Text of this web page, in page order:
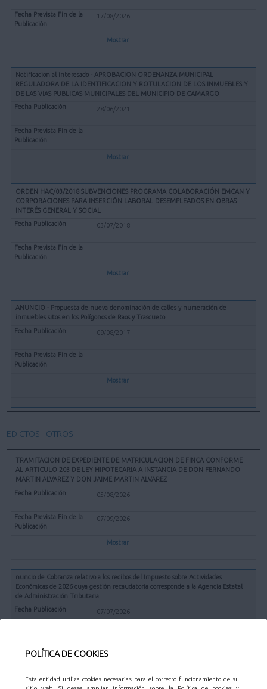
POLÍTICA DE COOKIES
Esta entidad utiliza cookies necesarias para el correcto funcionamiento de su
17/08/2026
Mostrar
Notificacion al interesado - APROBACION ORDENANZA MUNICIPAL
REGULADORA DE LA IDENTIFICACION Y ROTULACION DE LOS INMUEBLES Y
DE LAS VIAS PUBLICAS MUNICIPALES DEL MUNICIPIO DE CAMARGO
28/06/2021
Mostrar
ORDEN HAC/03/2018 SUBVENCIONES PROGRAMA COLABORACIÓN EMCAN Y
CORPORACIONES PARA INSERCIÓN LABORAL DESEMPLEADOS EN OBRAS
INTERÉS GENERAL Y SOCIAL
03/07/2018
Mostrar
ANUNCIO - Propuesta de nueva denominación de calles y numeración de
inmuebles sitos en los Polígonos de Raos y Trascueto.
09/08/2017
Mostrar
EDICTOS - OTROS
TRAMITACION DE EXPEDIENTE DE MATRICULACION DE FINCA CONFORME
AL ARTICULO 203 DE LEY HIPOTECARIA A INSTANCIA DE DON FERNANDO
MARTIN ALVAREZ Y DON JAIME MARTIN ALVAREZ
05/08/2026
07/09/2026
Mostrar
nuncio de Cobranza relativo a los recibos del Impuesto sobre Actividades
Económicas de 2026 cuya gestión recaudatoria corresponde a la Agencia Estatal
de Administración Tributaria
07/07/2026
Mostrar